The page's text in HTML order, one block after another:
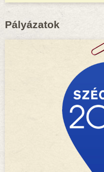
Pályázatok